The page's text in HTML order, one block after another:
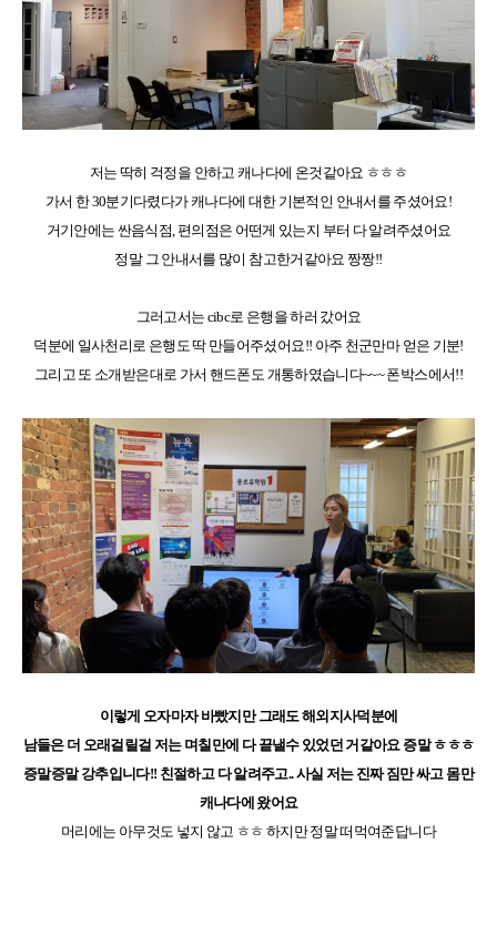
저는 딱히 걱정을 안하고 캐나다에 온것같아요 ㅎㅎㅎ
가서 한 30분기다렸다가 캐나다에 대한 기본적인 안내서를 주셨어요!
거기안에는 싼음식점, 편의점은 어떤게 있는지 부터 다 알려주셨어요
정말 그 안내서를 많이 참고한거같아요 짱짱!!
그러고서는 cibc로 은행을 하러 갔어요
덕분에 일사천리로 은행도 딱 만들어주셨어요!! 아주 천군만마 얻은 기분!
그리고 또 소개받은대로 가서 핸드폰도 개통하였습니다~~~ 폰박스에서!!
이렇게 오자마자 바빴지만 그래도 해외지사덕분에
남들은 더 오래걸릴걸 저는 며칠만에 다 끝낼수 있었던 거같아요 증말 ㅎㅎㅎ
증말증말 강추입니다!! 친절하고 다 알려주고.. 사실 저는 진짜 짐만 싸고 몸만
캐나다에 왔어요
머리에는 아무것도 넣지 않고 ㅎㅎ 하지만 정말 떠먹여준답니다